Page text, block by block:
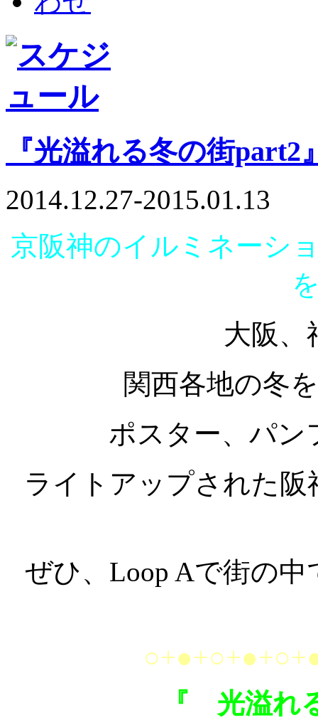
『光溢れる冬の街part2
2014.12.27-2015.01.13
京阪神のイルミネーシ
大阪
関西各地の冬
ポスター、パン
ライトアップされた
ぜひ、Loop Aで街の
『 光溢れ